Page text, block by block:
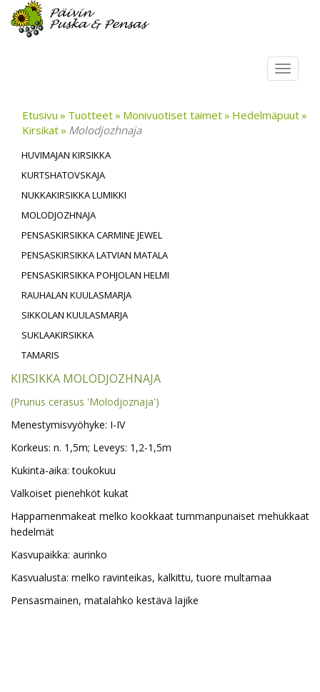
Etusivu Tuotteet Monivuotiset taimet
Hedelmäpuut
Kirsikat
Molodjozhnaja
HUVIMAJAN KIRSIKKA
KURTSHATOVSKAJA
NUKKAKIRSIKKA LUMIKKI
MOLODJOZHNAJA
PENSASKIRSIKKA CARMINE JEWEL
PENSASKIRSIKKA LATVIAN MATALA
PENSASKIRSIKKA POHJOLAN HELMI
RAUHALAN KUULASMARJA
SIKKOLAN KUULASMARJA
SUKLAAKIRSIKKA
TAMARIS
KIRSIKKA MOLODJOZHNAJA
(Prunus cerasus 'Molodjoznaja')
Menestymisvyöhyke: I-IV
Korkeus: n. 1,5m; Leveys: 1,2-1,5m
Kukinta-aika: toukokuu
Valkoiset pienehköt kukat
Happamenmakeat melko kookkaat tummanpunaiset mehukkaat
hedelmät
Kasvupaikka: aurinko
Kasvualusta: melko ravinteikas, kalkittu, tuore multamaa
Pensasmainen, matalahko kestävä lajike